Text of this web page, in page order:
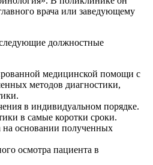
врача или заведующему
должностные
медицинской помощи с
методов диагностики,
в индивидуальном порядке.
в самые коротки сроки.
на основании полученных
осмотра пациента в